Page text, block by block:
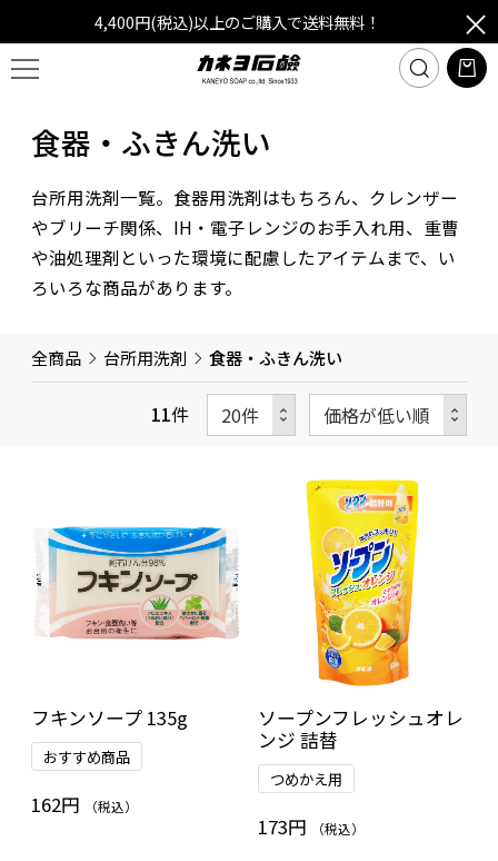
4,400円(税込)以上のご購入で送料無料！
食器・ふきん洗い
台所用洗剤一覧。食器用洗剤はもちろん、クレンザー
やブリーチ関係、IH・電子レンジのお手入れ用、重曹
や油処理剤といった環境に配慮したアイテムまで、い
ろいろな商品があります。
全商品 台所用洗剤 食器・ふきん洗い
11件
フキンソープ 135g
おすすめ商品
162円 （税込）
ソープンフレッシュオレ
ンジ 詰替
つめかえ用
173円 （税込）